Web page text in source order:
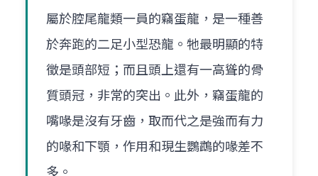
屬於腔尾龍類一員的竊蛋龍，是一種善
於奔跑的二足小型恐龍。牠最明顯的特
徵是頭部短；而且頭上還有一高聳的骨
質頭冠，非常的突出。此外，竊蛋龍的
嘴喙是沒有牙齒，取而代之是強而有力
的喙和下顎，作用和現生鸚鵡的喙差不
多。